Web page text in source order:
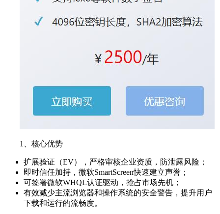
1、核心优势
扩展验证（EV），严格审核企业资质，防泄露风险；
即时信任加持，微软SmartScreen快速建立声誉；
可签署微软WHQL认证驱动，抢占市场先机；
有效减少主流浏览器和操作系统的安全警告，提升用户
下载和运行的流畅度。